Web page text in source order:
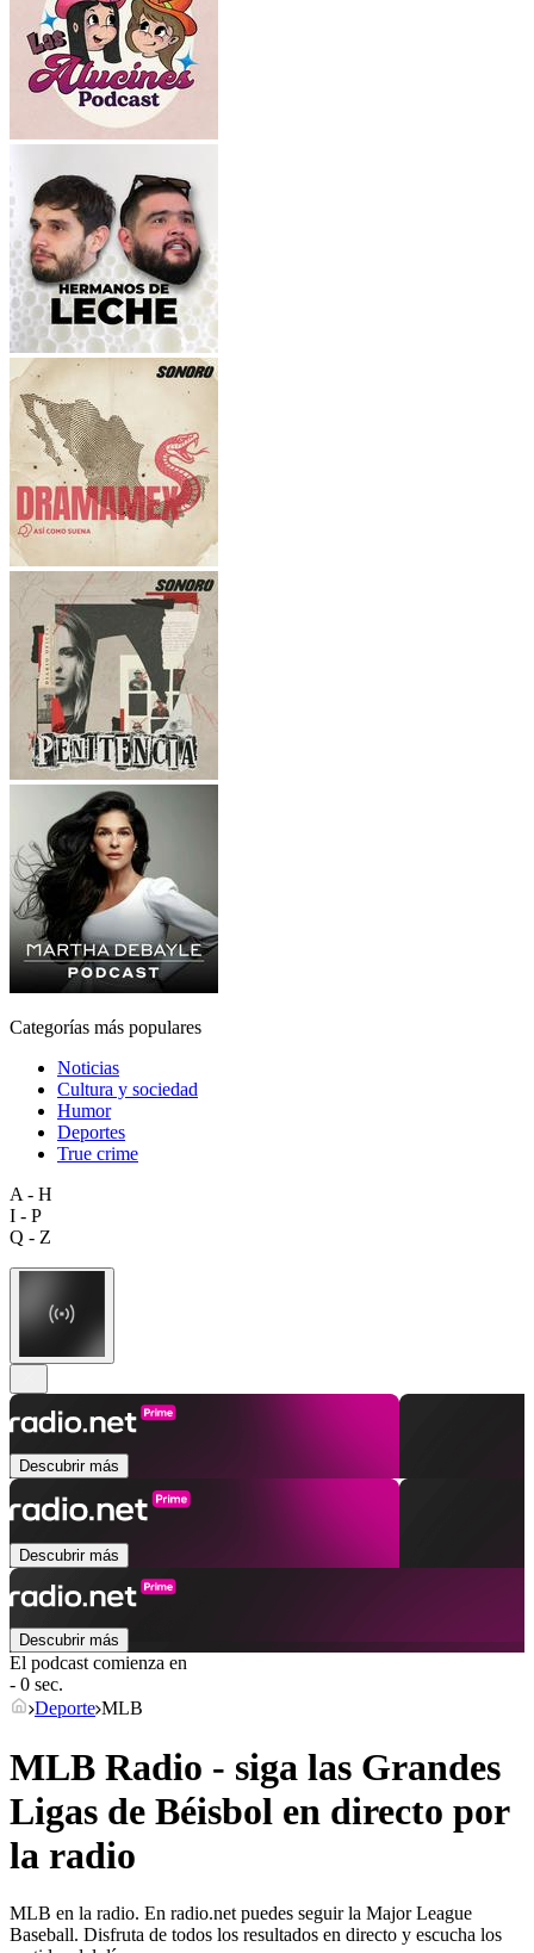
Categorías más populares
Noticias
Cultura y sociedad
Humor
Deportes
True crime
A - H
I - P
Q - Z
Descubrir más
Descubrir más
Descubrir más
El podcast comienza en
- 0 sec.
Deporte MLB
MLB Radio - siga las Grandes
Ligas de Béisbol en directo por
la radio
MLB en la radio. En radio.net puedes seguir la Major League
Baseball. Disfruta de todos los resultados en directo y escucha los